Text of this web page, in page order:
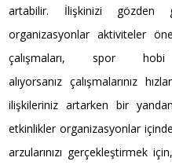
artabilir. İlişkinizi gözden
organizasyonlar aktiviteler
çalışmaları, spor
alıyorsanız çalışmalarınız
ilişkileriniz artarken bir
etkinlikler organizasyonlar
arzularınızı gerçekleştirmek